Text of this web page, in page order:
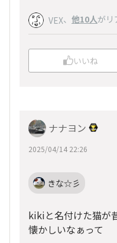
VEX、 他10人がリ
いいね
ナナヨン
2025/04/14 22:26
きな☆彡
kikiと名付けた猫が
懐かしいなぁって